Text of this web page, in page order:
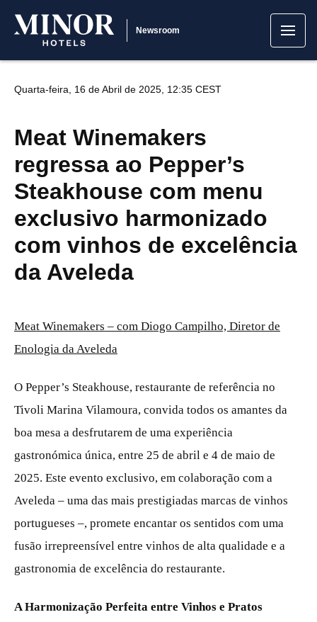
Newsroom
Quarta-feira, 16 de Abril de 2025, 12:35 CEST
Meat Winemakers
regressa ao Pepper’s
Steakhouse com menu
exclusivo harmonizado
com vinhos de excelência
da Aveleda
Meat Winemakers – com Diogo Campilho, Diretor de
Enologia da Aveleda
O Pepper’s Steakhouse, restaurante de referência no
Tivoli Marina Vilamoura, convida todos os amantes da
boa mesa a desfrutarem de uma experiência
gastronómica única, entre 25 de abril e 4 de maio de
2025. Este evento exclusivo, em colaboração com a
Aveleda – uma das mais prestigiadas marcas de vinhos
portugueses –, promete encantar os sentidos com uma
fusão irrepreensível entre vinhos de alta qualidade e a
gastronomia de excelência do restaurante.
A Harmonização Perfeita entre Vinhos e Pratos